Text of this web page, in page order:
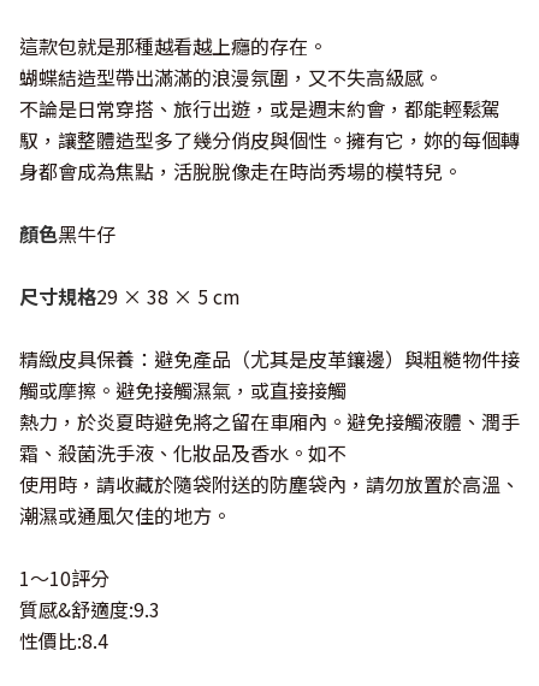
這款包就是那種越看越上癮的存在。
蝴蝶結造型帶出滿滿的浪漫氛圍，又不失高級感。
不論是日常穿搭、旅行出遊，或是週末約會，都能輕鬆駕
馭，讓整體造型多了幾分俏皮與個性。擁有它，妳的每個轉
身都會成為焦點，活脫脫像走在時尚秀場的模特兒。
顏色黑牛仔
尺寸規格29 × 38 × 5 cm
精緻皮具保養：避免產品（尤其是皮革鑲邊）與粗糙物件接
觸或摩擦。避免接觸濕氣，或直接接觸
熱力，於炎夏時避免將之留在車廂內。避免接觸液體、潤手
霜、殺菌洗手液、化妝品及香水。如不
使用時，請收藏於隨袋附送的防塵袋內，請勿放置於高溫、
潮濕或通風欠佳的地方。
1～10評分
質感&舒適度:9.3
性價比:8.4